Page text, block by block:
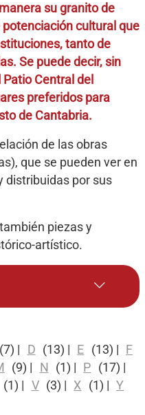
su granito de
cultural que
tanto de
Se puede decir, sin
Central del
preferidos para
de Cantabria.
de las obras
que se pueden ver en
distribuidas por sus
piezas y
artístico.
(7) | D (13) | E (13) | F
(9) | N (1) | P (17) |
(1) | V (3) | X (1) | Y